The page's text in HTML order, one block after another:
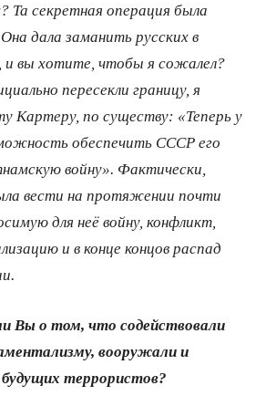
Та секретная операция была
дала заманить русских в
и вы хотите, чтобы я сожалел?
пересекли границу, я
Картеру, по существу: «Теперь у
обеспечить СССР его
войну». Фактически,
вести на протяжении почти
для неё войну, конфликт,
и в конце концов распад
Вы о том, что содействовали
вооружали и
террористов?